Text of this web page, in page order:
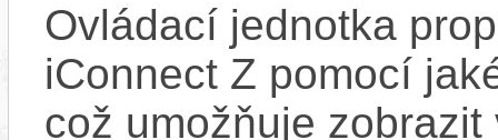
Ovládací jednotka
iConnect Z pomocí
což umožňuje